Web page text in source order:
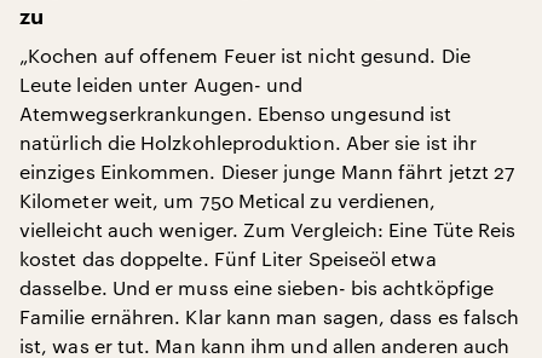
zu
„Kochen auf offenem Feuer ist nicht gesund. Die
Leute leiden unter Augen- und
Atemwegserkrankungen. Ebenso ungesund ist
natürlich die Holzkohleproduktion. Aber sie ist ihr
einziges Einkommen. Dieser junge Mann fährt jetzt 27
Kilometer weit, um 750 Metical zu verdienen,
vielleicht auch weniger. Zum Vergleich: Eine Tüte Reis
kostet das doppelte. Fünf Liter Speiseöl etwa
dasselbe. Und er muss eine sieben- bis achtköpfige
Familie ernähren. Klar kann man sagen, dass es falsch
ist, was er tut. Man kann ihm und allen anderen auch